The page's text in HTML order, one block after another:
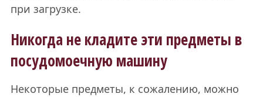
при загрузке.
Никогда не кладите эти предметы в
посудомоечную машину
Некоторые предметы, к сожалению, можно